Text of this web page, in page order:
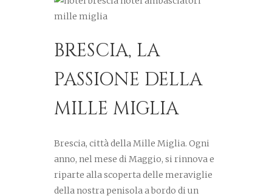
BRESCIA, LA
PASSIONE DELLA
MILLE MIGLIA
Brescia, città della Mille Miglia. Ogni
anno, nel mese di Maggio, si rinnova e
riparte alla scoperta delle meraviglie
della nostra penisola a bordo di un